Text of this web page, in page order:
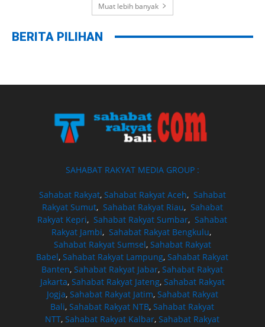
Muat lebih banyak
BERITA PILIHAN
SAHABAT RAKYAT MEDIA GROUP :
Sahabat Rakyat, Sahabat Rakyat Aceh, Sahabat
Rakyat Sumut, Sahabat Rakyat Riau, Sahabat
Rakyat Kepri,Sahabat Rakyat Sumbar,Sahabat
Rakyat Jambi, Sahabat Rakyat Bengkulu,
Sahabat Rakyat Sumsel, Sahabat Rakyat
Babel,Sahabat Rakyat Lampung,Sahabat Rakyat
Banten,Sahabat Rakyat Jabar,Sahabat Rakyat
Jakarta, Sahabat Rakyat Jateng, Sahabat Rakyat
Jogja, Sahabat Rakyat Jatim, Sahabat Rakyat
Bali,Sahabat Rakyat NTB,Sahabat Rakyat
NTT,Sahabat Rakyat Kalbar,Sahabat Rakyat